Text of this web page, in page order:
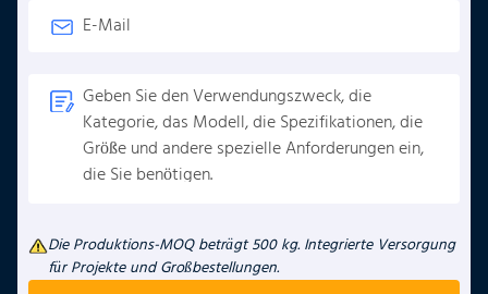
Die Produktions-MOQ beträgt 500 kg. Integrierte Versorgung
für Projekte und Großbestellungen.